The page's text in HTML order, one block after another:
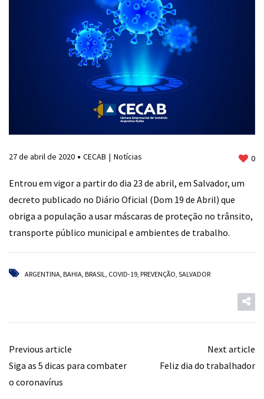
27 de abril de 2020 CECAB Notícias 0
Entrou em vigor a partir do dia 23 de abril, em Salvador, um
decreto publicado no Diário Oficial (Dom 19 de Abril) que
obriga a população a usar máscaras de proteção no trânsito,
transporte público municipal e ambientes de trabalho.
ARGENTINA, BAHIA, BRASIL, COVID-19, PREVENÇÃO, SALVADOR
Previous article
Siga as 5 dicas para combater
o coronavírus
Next article
Feliz dia do trabalhador